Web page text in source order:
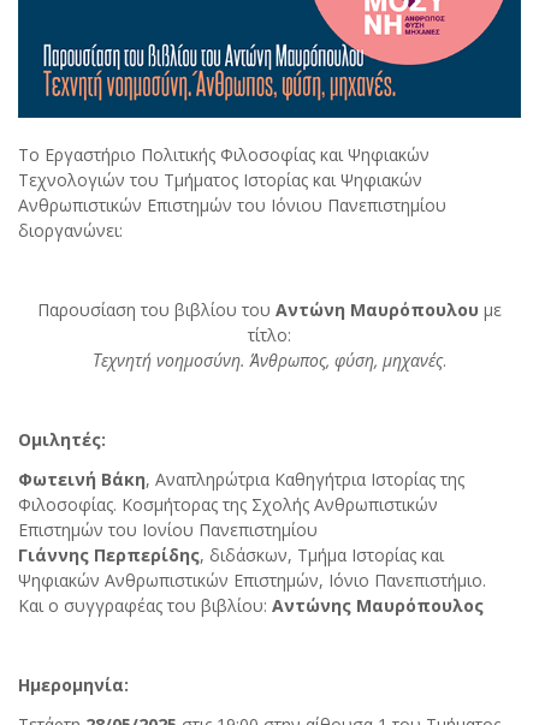
Το Εργαστήριο Πολιτικής Φιλοσοφίας και Ψηφιακών
Τεχνολογιών του Τμήματος Ιστορίας και Ψηφιακών
Ανθρωπιστικών Επιστημών του Ιόνιου Πανεπιστημίου
διοργανώνει:
Παρουσίαση του βιβλίου του Αντώνη Μαυρόπουλου με
τίτλο:
Τεχνητή νοημοσύνη. Άνθρωπος, φύση, μηχανές.
Ομιλητές:
Φωτεινή Βάκη, Αναπληρώτρια Καθηγήτρια Ιστορίας της
Φιλοσοφίας. Κοσμήτορας της Σχολής Ανθρωπιστικών
Επιστημών του Ιονίου Πανεπιστημίου
Γιάννης Περπερίδης, διδάσκων, Τμήμα Ιστορίας και
Ψηφιακών Ανθρωπιστικών Επιστημών, Ιόνιο Πανεπιστήμιο.
Και ο συγγραφέας του βιβλίου: Αντώνης Μαυρόπουλος
Ημερομηνία: